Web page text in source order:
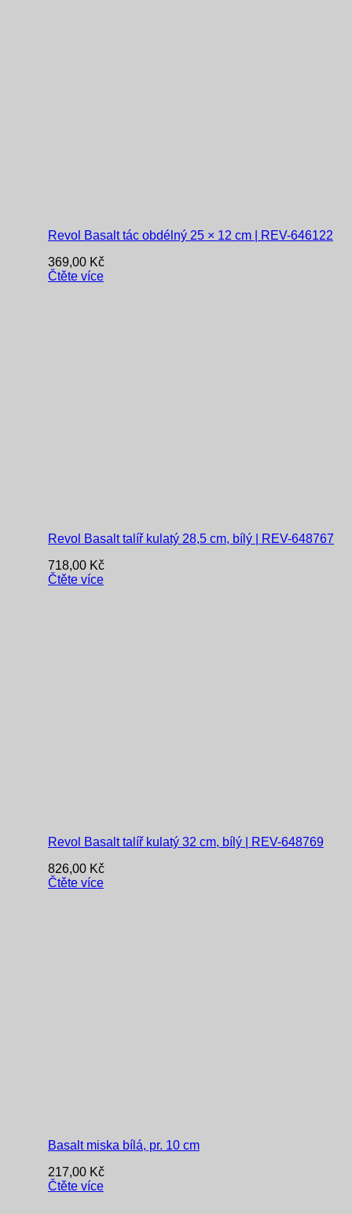
Revol Basalt tác obdélný 25 × 12 cm | REV-646122
369,00 Kč
Čtěte více
Revol Basalt talíř kulatý 28,5 cm, bílý | REV-648767
718,00 Kč
Čtěte více
Revol Basalt talíř kulatý 32 cm, bílý | REV-648769
826,00 Kč
Čtěte více
Basalt miska bílá, pr. 10 cm
217,00 Kč
Čtěte více